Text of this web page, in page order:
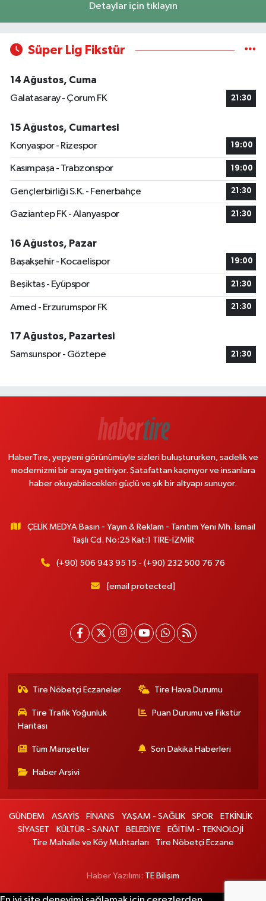
Detaylar için tıklayın
Süper Lig Fikstür
14 Ağustos, Cuma
Galatasaray - Çorum FK
21:30
15 Ağustos, Cumartesi
Konyaspor - Rizespor
19:00
Kasımpaşa - Trabzonspor 19:00
Gençlerbirliği S.K. - Fenerbahçe 21:30
Gaziantep FK - Alanyaspor 21:30
16 Ağustos, Pazar
Başakşehir - Kocaelispor
19:00
Beşiktaş - Eyüpspor 21:30
Amed - Erzurumspor FK 21:30
17 Ağustos, Pazartesi
Samsunspor - Göztepe
21:30
HaberTire, yepyeni görünümüyle sizleri buluştururken, sadelik ve
modernizmi bir araya getiriyor. Şatafattan kaçınıyor ve insanlara
haber okuyabilecekleri güçlü ve şık bir altyapı sunuyor.
ÇELİK MEDYA Basın - Yayın & Reklam - Tanıtım Yeni Mh. İsmail
Taşlı Cd. No:25 Kat:1 TİRE-İZMİR
(+90) 506 943 95 15 - (+90) 232 500 76 76
[email protected]
Tire Nöbetçi Eczaneler Tire Hava Durumu
Tire Trafik Yoğunluk
Haritası
Puan Durumu ve Fikstür
Tüm Manşetler Son Dakika Haberleri
Haber Arşivi
GÜNDEM ASAYİŞ FİNANS YAŞAM - SAĞLIK SPOR
ETKİNLİK
SİYASET
KÜLTÜR - SANAT BELEDİYE
EĞİTİM - TEKNOLOJİ
Tire Mahalle ve Köy Muhtarları
Tire Nöbetçi Eczane
Haber Yazılımı: TE Bilişim